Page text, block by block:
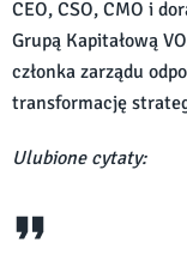
CEO, CSO, CMO i
Grupą Kapitałową
członka zarządu
transformację
Ulubione cytaty: